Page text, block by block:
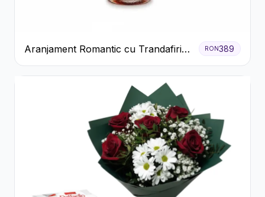
Aranjament Romantic cu Trandafiri
Roșii și Șampanie rose
RON389